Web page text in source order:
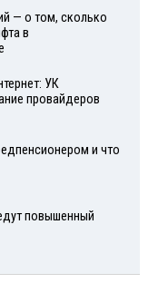
— о том, сколько
в
УК
провайдеров
и что
повышенный